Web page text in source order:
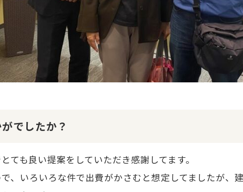
でしたか？
ても良い提案をしていただき感謝してます。
、いろいろな件で出費がかさむと想定してましたが、